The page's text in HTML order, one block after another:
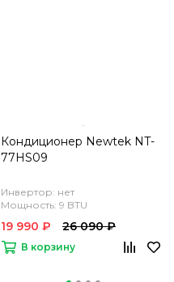
Кондиционер Newtek NT-
77HS09
Инвертор: нет
Мощность: 9 BTU
19 990 ₽ 26 090 ₽
В корзину